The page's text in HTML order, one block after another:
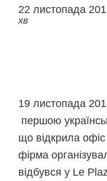
22 листопада
хв
19 листопада
першою
що відкрила офіс
фірма
відбувся у Le